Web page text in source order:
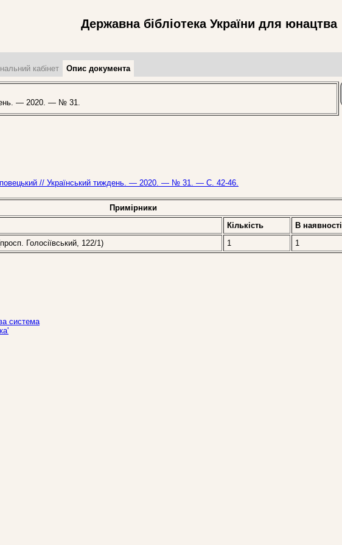
Державна бібліотека України для юнацтва
кабінет Опис документа
— 2020. — № 31.
// Український тиждень. — 2020. — № 31. — С. 42-46.
Примірники
Кількість
В наявностi
Голосіївський, 122/1)
1 1
система